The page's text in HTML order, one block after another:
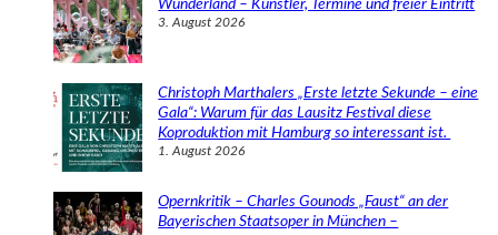
Wunderland – Künstler, Termine und freier Eintritt
3. August 2026
Christoph Marthalers „Erste letzte Sekunde – eine
Gala“: Warum für das Lausitz Festival diese
Koproduktion mit Hamburg so interessant ist.
1. August 2026
Opernkritik – Charles Gounods „Faust“ an der
Bayerischen Staatsoper in München –